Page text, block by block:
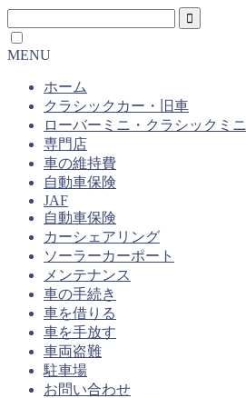
MENU
ホーム
クラシックカー・旧車
ローバーミニ・クラシックミニ
専門店
車の維持費
自動車保険
JAF
自動車保険
カーシェアリング
ソーラーカーポート
メンテナンス
車の手続き
車を借りる
車を手放す
車両盗難
駐車場
お問い合わせ